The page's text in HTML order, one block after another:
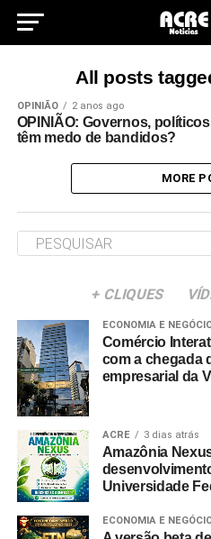
All posts
OPINIÃO 2 anos ago
OPINIÃO: Governos,
têm medo de bandidos?
MORE
+ CLIQUES
ECONOMIA E
Comércio
com a chegada
empresarial da
ACRE 3 dias atrás
Amazônia
Universidade
ECONOMIA E